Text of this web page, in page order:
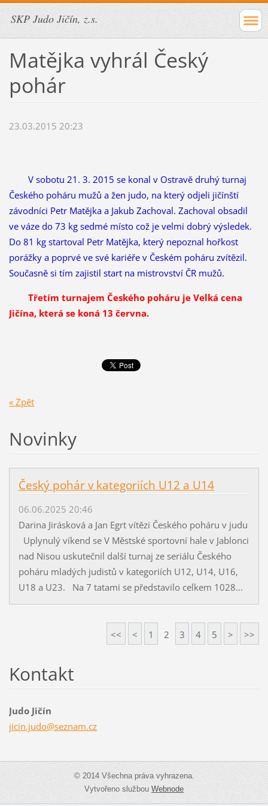
SKP Judo Jičín, z.s.
Matějka vyhrál Český
pohár
23.03.2015 20:23
V sobotu 21. 3. 2015 se konal v Ostravě druhý turnaj
Českého poháru mužů a žen judo, na který odjeli jičínští
závodníci Petr Matějka a Jakub Zachoval. Zachoval obsadil
ve váze do 73 kg sedmé místo což je velmi dobrý výsledek.
Do 81 kg startoval Petr Matějka, který nepoznal hořkost
porážky a poprvé ve své kariéře v Českém poháru zvítězil.
Současně si tím zajistil start na mistrovství ČR mužů.
Třetím turnajem Českého poháru je Velká cena
Jičína, která se koná 13 června.
« Zpět
Novinky
Český pohár v kategoriích U12 a U14
06.06.2025 20:46
Darina Jirásková a Jan Egrt vítězi Českého poháru v judu
Uplynulý víkend se V Městské sportovní hale v Jablonci
nad Nisou uskutečnil další turnaj ze seriálu Českého
poháru mladých judistů v kategoriích U12, U14, U16,
U18 a U23. Na 7 tatami se představilo celkem 1028...
<< < 1 2 3 4 5 > >>
Kontakt
Judo Jičín
jicin.judo@seznam.cz
© 2014 Všechna práva vyhrazena.
Vytvořeno službouWebnode